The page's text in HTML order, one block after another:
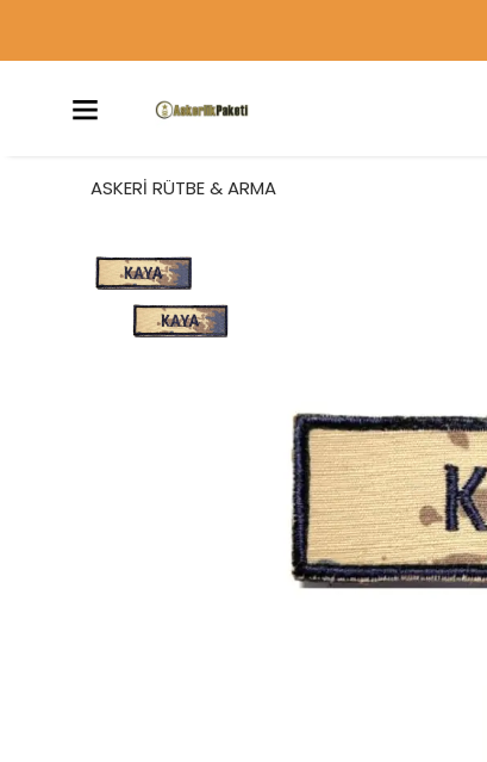
ASKERİ RÜTBE & ARMA